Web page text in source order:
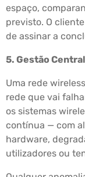
espaço,
previsto. O
de assinar a
5. Gestão
Uma rede
rede que vai
os sistemas
contínua — com
hardware,
utilizadores ou